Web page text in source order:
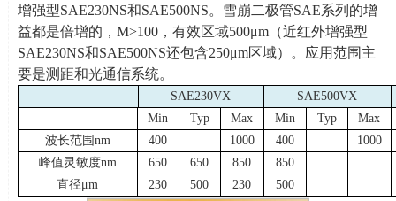
增强型SAE230NS和SAE500NS。雪崩二极管SAE系列的增
益都是倍增的， M>100，有效区域500μm（近红外增强型
SAE230NS和SAE500NS还包含250μm区域）。应用范围主
要是测距和光通信系统。
SAE230VX
SAE500VX
Min
Typ Max Min Typ
Max
波长范围 nm 400 1000 400
1000
峰值灵敏度nm 650 650 850
850
直径μm 230 500 230 500